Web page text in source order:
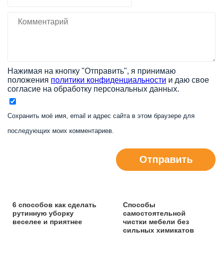
Нажимая на кнопку "Отправить", я принимаю
положения политики конфиденциальности и даю свое
согласие на обработку персональных данных.
Сохранить моё имя, email и адрес сайта в этом браузере для
последующих моих комментариев.
Отправить
6 способов как сделать
рутинную уборку
веселее и приятнее
Способы
самостоятельной
чистки мебели без
сильных химикатов